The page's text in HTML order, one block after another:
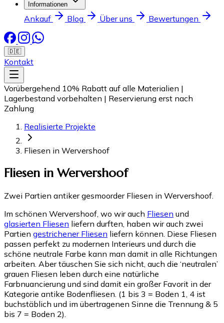
Informationen
Ankauf Blog Über uns Bewertungen
🇩🇪
Kontakt
Vorübergehend 10% Rabatt auf alle Materialien |
Lagerbestand vorbehalten | Reservierung erst nach
Zahlung
Realisierte Projekte
Fliesen in Wervershoof
Fliesen in Wervershoof
Zwei Partien antiker gesmoorder Fliesen in Wervershoof.
Im schönen Wervershoof, wo wir auch Fliesen und
glasierten Fliesen liefern durften, haben wir auch zwei
Partien gestrichener Fliesen liefern können. Diese Fliesen
passen perfekt zu modernen Interieurs und durch die
schöne neutrale Farbe kann man damit in alle Richtungen
arbeiten. Aber täuschen Sie sich nicht, auch die ‘neutralen’
grauen Fliesen leben durch eine natürliche
Farbnuancierung und sind damit ein großer Favorit in der
Kategorie antike Bodenfliesen. (1 bis 3 = Boden 1, 4 ist
buchstäblich und im übertragenen Sinne die Trennung & 5
bis 7 = Boden 2).